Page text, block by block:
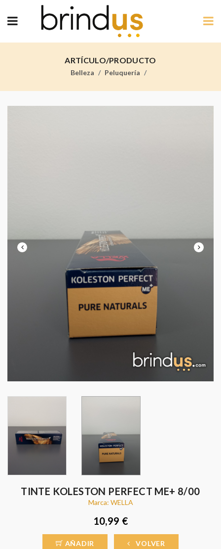
ARTÍCULO/PRODUCTO
Belleza Peluquería
TINTE KOLESTON PERFECT ME+ 8/00
Marca: WELLA
10,99 €
AÑADIR VOLVER